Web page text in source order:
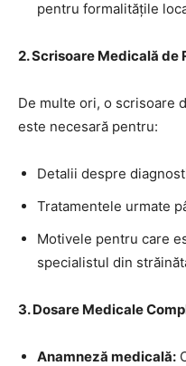
pentru formalitățile
2. Scrisoare Medicală de
De multe ori, o scrisoare
este necesară pentru:
Detalii despre
Tratamentele urmate
Motivele pentru care
specialistul din
3. Dosare Medicale
Anamneză medicală: